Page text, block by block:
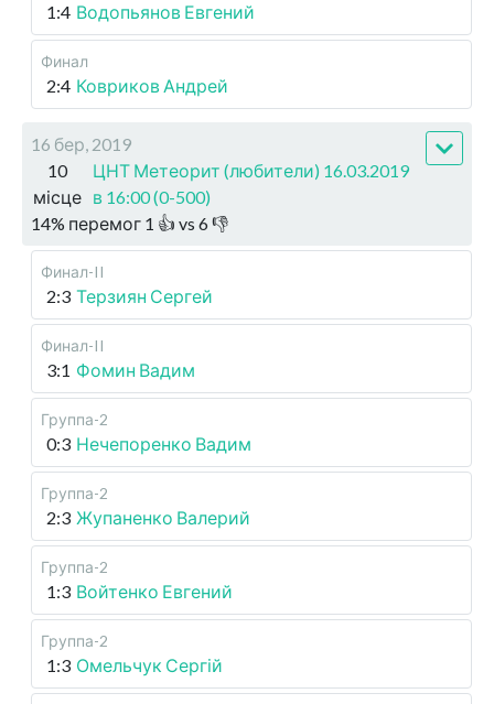
1:4 Водопьянов Евгений
Финал
2:4 Ковриков Андрей
16 бер, 2019
10
місце
ЦНТ Метеорит (любители) 16.03.2019
в 16:00 (0-500)
14% перемог 1 👍 vs 6👎
Финал-II
2:3 Терзиян Сергей
Финал-II
3:1 Фомин Вадим
Группа-2
0:3 Нечепоренко Вадим
Группа-2
2:3 Жупаненко Валерий
Группа-2
1:3 Войтенко Евгений
Группа-2
1:3 Омельчук Сергій